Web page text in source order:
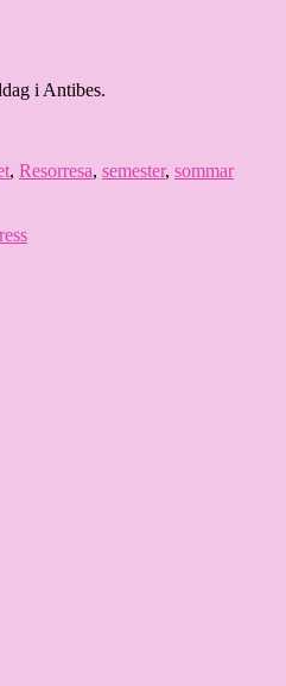
i Antibes.
, ResorEtiketter
resa, semester, sommar